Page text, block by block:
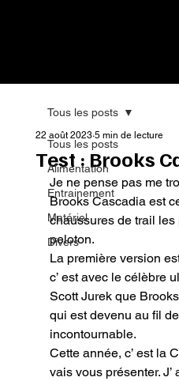
Tous les posts
Alimentation
Entrainement
Matériel
Divers
Tous les posts
Test : Brooks
22 août 2023 5 min de lecture
Je ne pense pas me
Brooks Cascadia est
chaussures de trail
peloton.
La première version
c’ est avec le célèbre
Scott Jurek que
qui est devenu au fil
incontournable.
Cette année, c’ est la
vais vous présenter. J’